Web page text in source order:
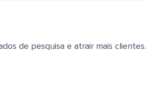
de pesquisa e atrair mais clientes.